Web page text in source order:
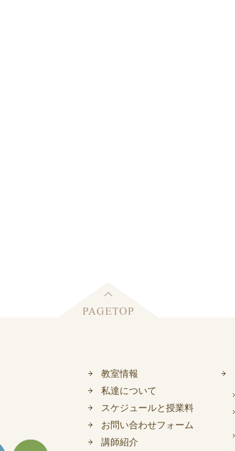
教室情報
私達について
スケジュールと授業料
お問い合わせフォーム
講師紹介